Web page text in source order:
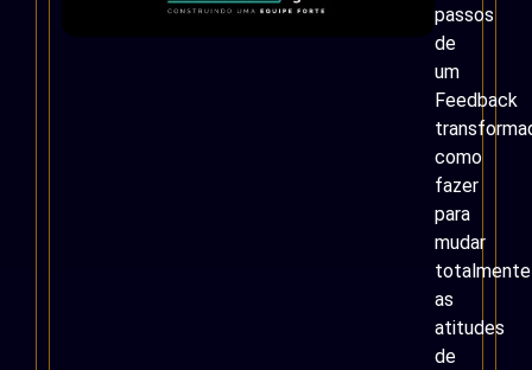
passos
de
um
Feedback
como
fazer
para
mudar
totalmente
as
atitudes
de